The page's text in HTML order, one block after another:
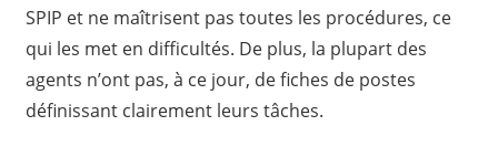
SPIP et ne maîtrisent pas toutes les procédures, ce
qui les met en difficultés. De plus, la plupart des
agents n’ont pas, à ce jour, de fiches de postes
définissant clairement leurs tâches.